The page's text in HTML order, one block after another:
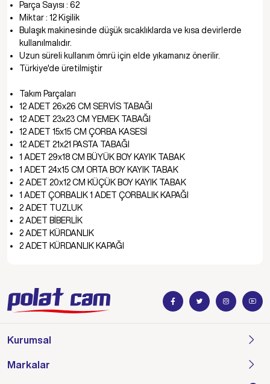
Parça Sayısı : 62
Miktar : 12 Kişilik
Bulaşık makinesinde düşük sıcaklıklarda ve kısa devirlerde
kullanılmalıdır.
Uzun süreli kullanım ömrü için elde yıkamanız önerilir.
Türkiye'de üretilmiştir
Takım Parçaları
12 ADET 26x26 CM SERVİS TABAĞI
12 ADET 23x23 CM YEMEK TABAĞI
12 ADET 15x15 CM ÇORBA KASESİ
12 ADET 21x21 PASTA TABAĞI
1 ADET 29x18 CM BÜYÜK BOY KAYIK TABAK
1 ADET 24x15 CM ORTA BOY KAYIK TABAK
2 ADET 20x12 CM KÜÇÜK BOY KAYIK TABAK
1 ADET ÇORBALIK 1 ADET ÇORBALIK KAPAĞI
2 ADET TUZLUK
2 ADET BİBERLİK
2 ADET KÜRDANLIK
2 ADET KÜRDANLIK KAPAĞI
Kurumsal
Markalar